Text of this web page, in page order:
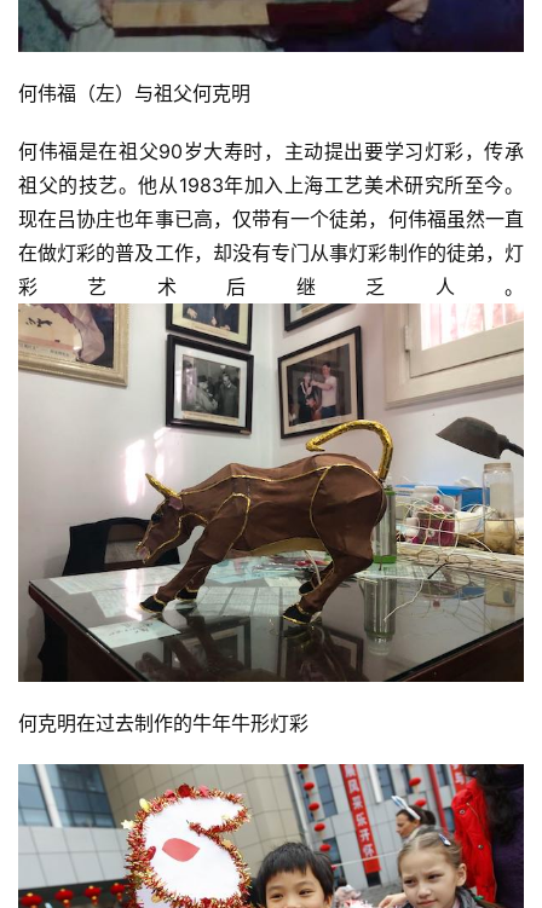
何伟福（左）与祖父何克明
何伟福是在祖父90岁大寿时，主动提出要学习灯彩，传承
祖父的技艺。他从1983年加入上海工艺美术研究所至今。
现在吕协庄也年事已高，仅带有一个徒弟，何伟福虽然一直
在做灯彩的普及工作，却没有专门从事灯彩制作的徒弟，灯
彩艺术后继乏人。
何克明在过去制作的牛年牛形灯彩